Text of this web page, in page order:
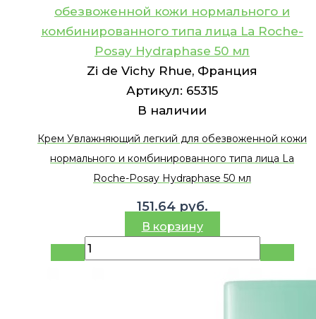
обезвоженной кожи нормального и
комбинированного типа лица La Roche-
Posay Hydraphase 50 мл
Zi de Vichy Rhue, Франция
Артикул: 65315
В наличии
Крем Увлажняющий легкий для обезвоженной кожи
нормального и комбинированного типа лица La
Roche-Posay Hydraphase 50 мл
151.64 руб.
В корзину